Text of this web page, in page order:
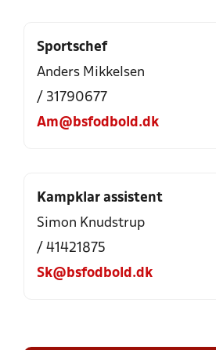
Sportschef
Anders Mikkelsen
/ 31790677
Am@bsfodbold.dk
Kampklar assistent
Simon Knudstrup
/ 41421875
Sk@bsfodbold.dk